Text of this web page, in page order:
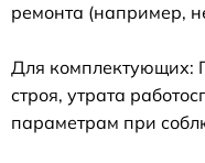
ремонта (например,
Для комплектующих:
строя, утрата
параметрам при